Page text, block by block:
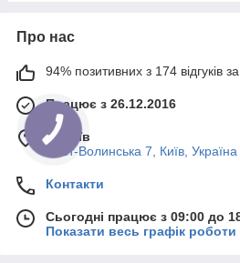
Про нас
94% позитивних з 174 відгуків за
Працює з 26.12.2016
м. Київ
Пост-Волинська 7, Київ, Україна
Контакти
Сьогодні працює з 09:00 до
Показати весь графік роботи